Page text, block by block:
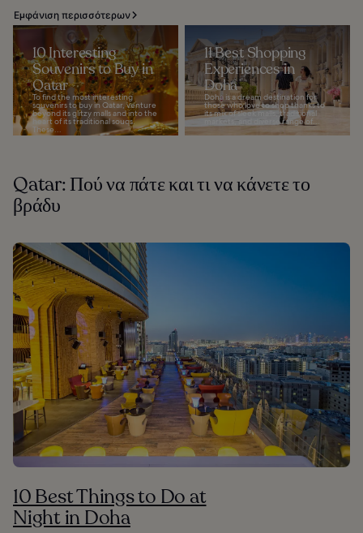
Εμφάνιση περισσότερων
10 Interesting
Souvenirs to Buy in
Qatar
To find the most interesting
souvenirs to buy in Qatar, venture
beyond its glitzy malls and into the
heart of its traditional souqs.
These...
11 Best Shopping
Experiences in
Doha
Doha is a dream destination for
those who love to shop thanks to
its mix of sleek malls, traditional
markets, and diverse range of...
Qatar: Πού να πάτε και τι να κάνετε το
βράδυ
10 Best Things to Do at
Night in Doha